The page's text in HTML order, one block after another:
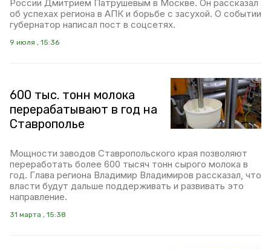
России Дмитрием Патрушевым в Москве. Он рассказал
об успехах региона в АПК и борьбе с засухой. О событии
губернатор написал пост в соцсетях.
9 июля , 15:36
600 тыс. тонн молока
перерабатывают в год на
Ставрополье
Мощности заводов Ставропольского края позволяют
переработать более 600 тысяч тонн сырого молока в
год. Глава региона Владимир Владимиров рассказал, что
власти будут дальше поддерживать и развивать это
направление.
31 марта , 15:38